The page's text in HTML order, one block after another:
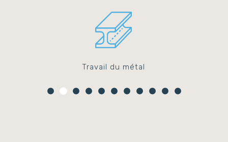
Travail du métal